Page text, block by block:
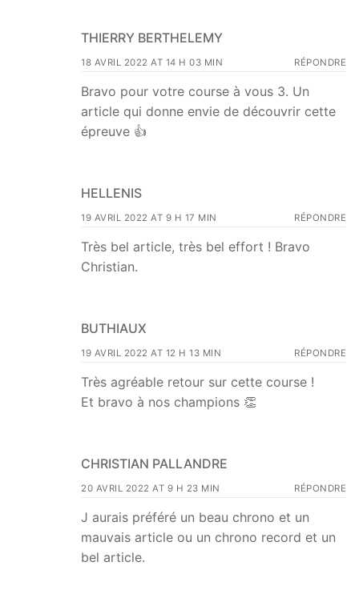
THIERRY BERTHELEMY
18 AVRIL 2022 AT 14 H 03 MIN RÉPONDRE
Bravo pour votre course à vous 3. Un
article qui donne envie de découvrir cette
épreuve 👍
HELLENIS
19 AVRIL 2022 AT 9 H 17 MIN RÉPONDRE
Très bel article, très bel effort ! Bravo
Christian.
BUTHIAUX
19 AVRIL 2022 AT 12 H 13 MIN RÉPONDRE
Très agréable retour sur cette course !
Et bravo à nos champions 👏
CHRISTIAN PALLANDRE
20 AVRIL 2022 AT 9 H 23 MIN RÉPONDRE
J aurais préféré un beau chrono et un
mauvais article ou un chrono record et un
bel article.